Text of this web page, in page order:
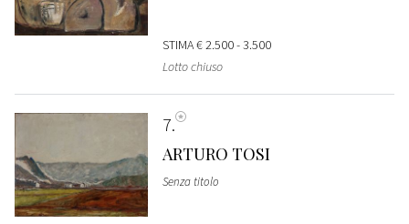
STIMA€ 2.500 - 3.500
Lotto chiuso
7
ARTURO TOSI
Senza titolo